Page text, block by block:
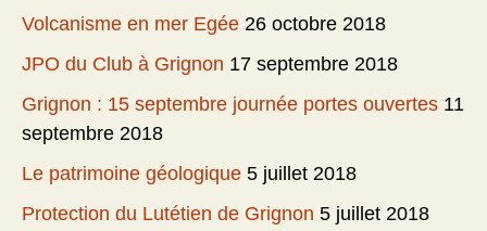
Volcanisme en mer Egée 26 octobre 2018
JPO du Club à Grignon 17 septembre 2018
Grignon : 15 septembre journée portes ouvertes 11
septembre 2018
Le patrimoine géologique 5 juillet 2018
Protection du Lutétien de Grignon 5 juillet 2018